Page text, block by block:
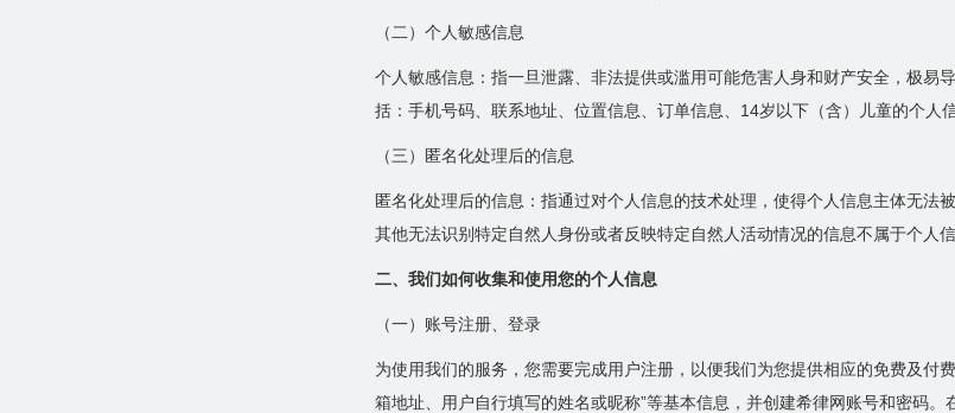
（二）个人敏感信息
个人敏感信息：指一旦泄露、非法提供或滥用可能危害人身和财产安全，极
括：手机号码、联系地址、位置信息、订单信息、14岁以下（含）儿童的个人信
（三）匿名化处理后的信息
匿名化处理后的信息：指通过对个人信息的技术处理，使得个人信息主体无法
其他无法识别特定自然人身份或者反映特定自然人活动情况的信息不属于个人信
二、我们如何收集和使用您的个人信息
（一）账号注册、登录
为使用我们的服务，您需要完成用户注册，以便我们为您提供相应的免费及付
箱地址、用户自行填写的姓名或昵称”等基本信息，并创建希律网账号和密码